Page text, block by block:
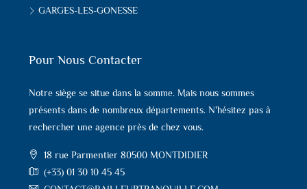
GARGES-LES-GONESSE
Pour Nous Contacter
Notre siège se situe dans la somme. Mais nous sommes
présents dans de nombreux départements. N'hésitez pas à
rechercher une agence près de chez vous.
18 rue Parmentier 80500 MONTDIDIER
(+33) 01 30 10 45 45